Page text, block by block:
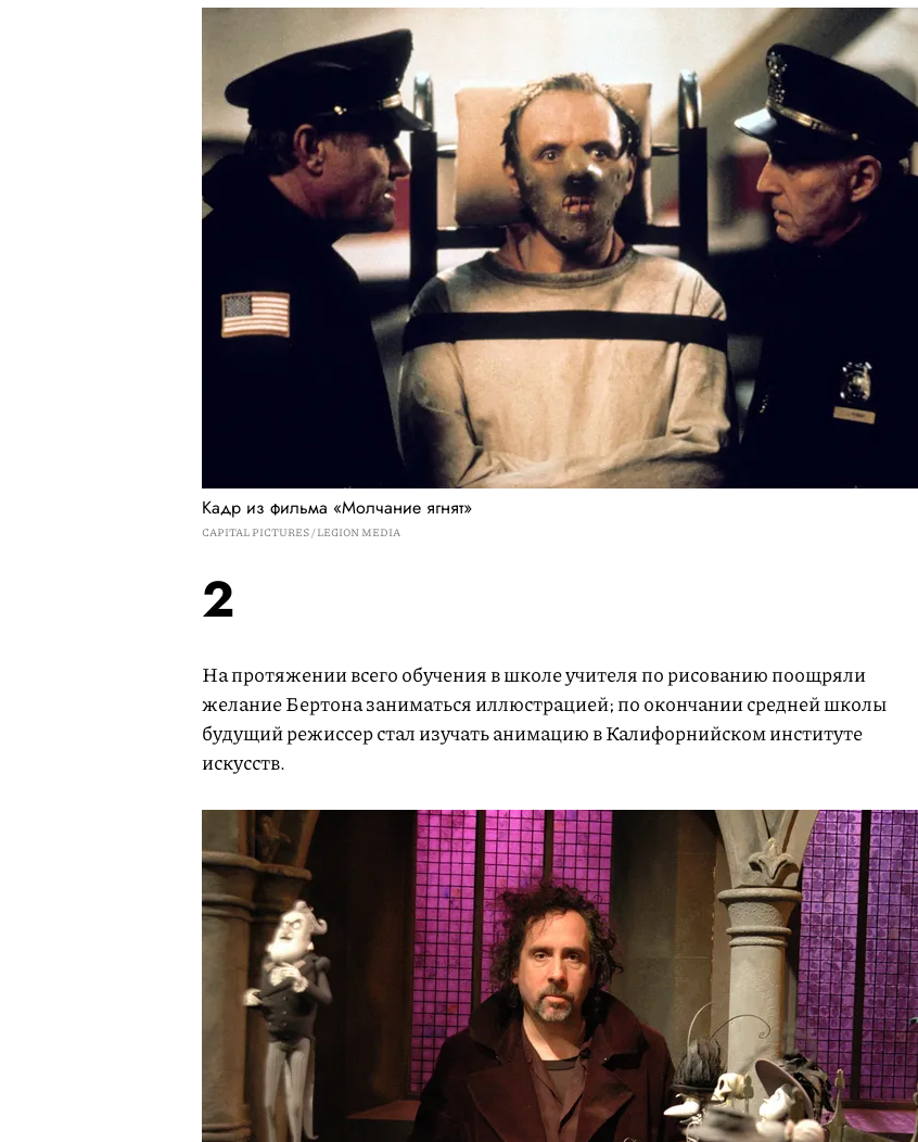
Кадр из фильма «Молчание ягнят»
CAPITAL PICTURES / LEGION MEDIA
2
На протяжении всего обучения в школе учителя по рисованию поощряли
желание Бертона заниматься иллюстрацией; по окончании средней школы
будущий режиссер стал изучать анимацию в Калифорнийском институте
искусств.